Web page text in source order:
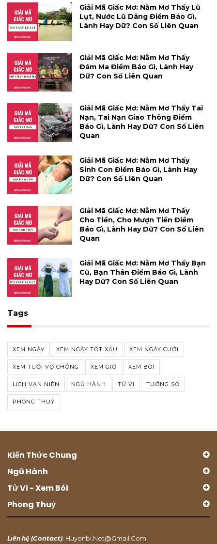
Giải Mã Giấc Mơ: Nằm Mơ Thấy Lũ
Lụt, Nước Lũ Dâng Điềm Báo Gì,
Lành Hay Dữ? Con Số Liên Quan
Giải Mã Giấc Mơ: Nằm Mơ Thấy
Đám Ma Điềm Báo Gì, Lành Hay
Dữ? Con Số Liên Quan
Giải Mã Giấc Mơ: Nằm Mơ Thấy Tai
Nạn, Tai Nạn Giao Thông Điềm
Báo Gì, Lành Hay Dữ? Con Số Liên
Quan
Giải Mã Giấc Mơ: Nằm Mơ Thấy
Sinh Con Điềm Báo Gì, Lành Hay
Dữ? Con Số Liên Quan
Giải Mã Giấc Mơ: Nằm Mơ Thấy
Cho Tiền, Cho Mượn Tiền Điềm
Báo Gì, Lành Hay Dữ? Con Số Liên
Quan
Giải Mã Giấc Mơ: Nằm Mơ Thấy Bạn
Cũ, Bạn Thân Điềm Báo Gì, Lành
Hay Dữ? Con Số Liên Quan
Tags
XEM NGÀY XEM NGÀY TỐT XẤU XEM NGÀY CƯỚI
XEM TUỔI VỢ CHỒNG XEM GIỜ XEM BÓI
LỊCH VẠN NIÊN NGŨ HÀNH TỬ VI TƯỚNG SỐ
PHONG THUỶ
Kiến Thức Chung
Ngũ Hành
Tử Vi - Xem Bói
Phong Thuỷ
Liên hệ (Contact): Huyenbi.net@gmail.com